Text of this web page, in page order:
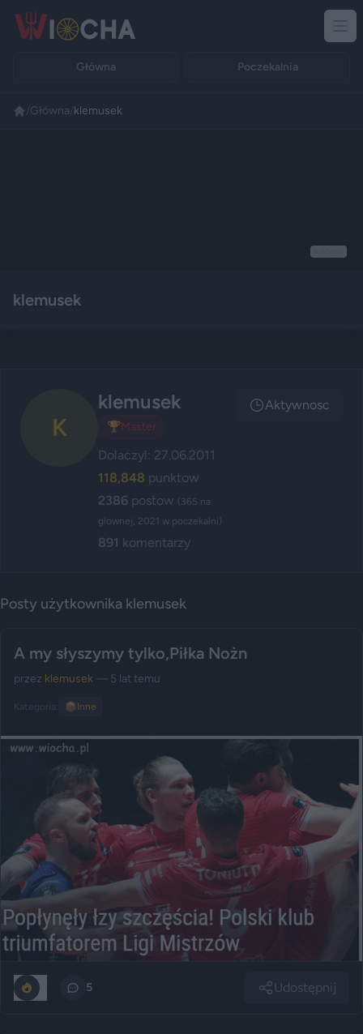
Główna Poczekalnia
Główna klemusek
klemusek
K
klemusek
🏆Master
Dolaczyl: 27.06.2011
118,848 punktow
2386 postow (365 na
glownej, 2021 w poczekalni)
891 komentarzy
Aktywnosc
Posty użytkownika klemusek
A my słyszymy tylko,Piłka Nożn
przez klemusek— 5 lat temu
Kategoria: 📦 Inne
5 Udostępnij